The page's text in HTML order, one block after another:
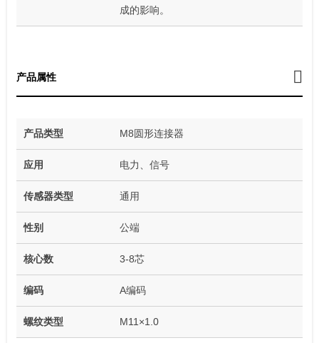
成的影响。
产品属性
产品类型 M8圆形连接器
应用 电力、信号
传感器类型 通用
性别 公端
核心数 3-8芯
编码 A编码
螺纹类型 M11×1.0